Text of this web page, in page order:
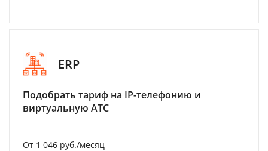
ERP
Подобрать тариф на IP-телефонию и
виртуальную АТС
От 1 046 руб./месяц